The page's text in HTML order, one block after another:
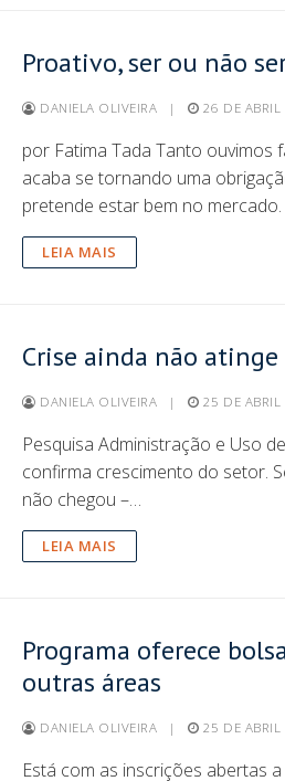
Proativo, ser ou não
DANIELA OLIVEIRA | 26 DE
por Fatima Tada Tanto ouvimos
acaba se tornando uma
pretende estar bem no
LEIA MAIS
Crise ainda não atinge
DANIELA OLIVEIRA | 25 DE
Pesquisa Administração e Uso
confirma crescimento do setor.
não chegou –…
LEIA MAIS
Programa oferece
outras áreas
DANIELA OLIVEIRA | 25 DE
Está com as inscrições abertas